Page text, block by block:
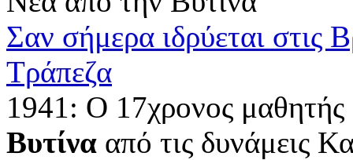
Σαν σήμερα ιδρύεται στις
Τράπεζα
1941: Ο 17χρονος μαθητής
Βυτίνα από τις δυνάμεις